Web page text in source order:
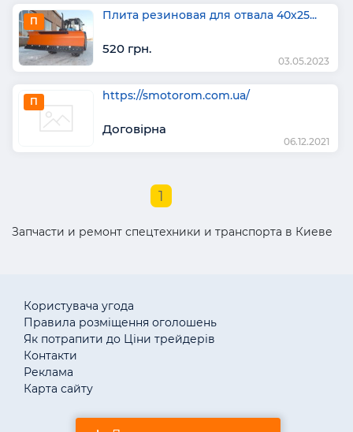
П Плита резиновая для отвала 40х25...
520 грн.
03.05.2023
П https://smotorom.com.ua/
Договірна
06.12.2021
1
Запчасти и ремонт спецтехники и транспорта в Киеве
Користувача угода
Правила розміщення оголошень
Як потрапити до Ціни трейдерів
Контакти
Реклама
Карта сайту